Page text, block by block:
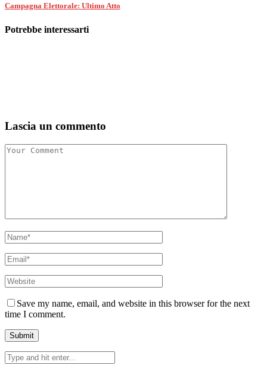
Campagna Elettorale: Ultimo Atto
Potrebbe interessarti
Lascia un commento
Save my name, email, and website in this browser for the next
time I comment.